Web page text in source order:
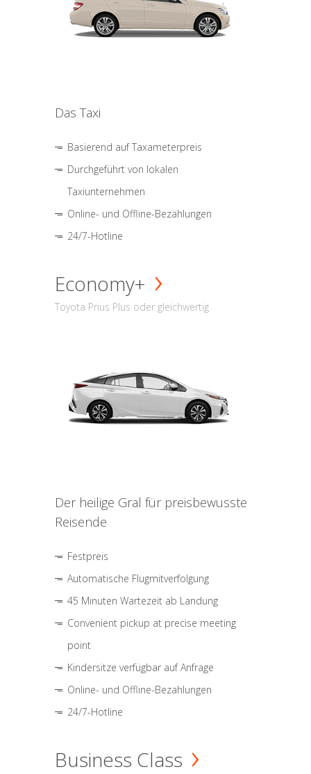
Das Taxi
Basierend auf Taxameterpreis
Durchgeführt von lokalen
Taxiunternehmen
Online- und Offline-Bezahlungen
24/7-Hotline
Economy+
Toyota Prius Plus oder gleichwertig
Der heilige Gral für preisbewusste
Reisende
Festpreis
Automatische Flugmitverfolgung
45 Minuten Wartezeit ab Landung
Convenient pickup at precise meeting
point
Kindersitze verfügbar auf Anfrage
Online- und Offline-Bezahlungen
24/7-Hotline
Business Class